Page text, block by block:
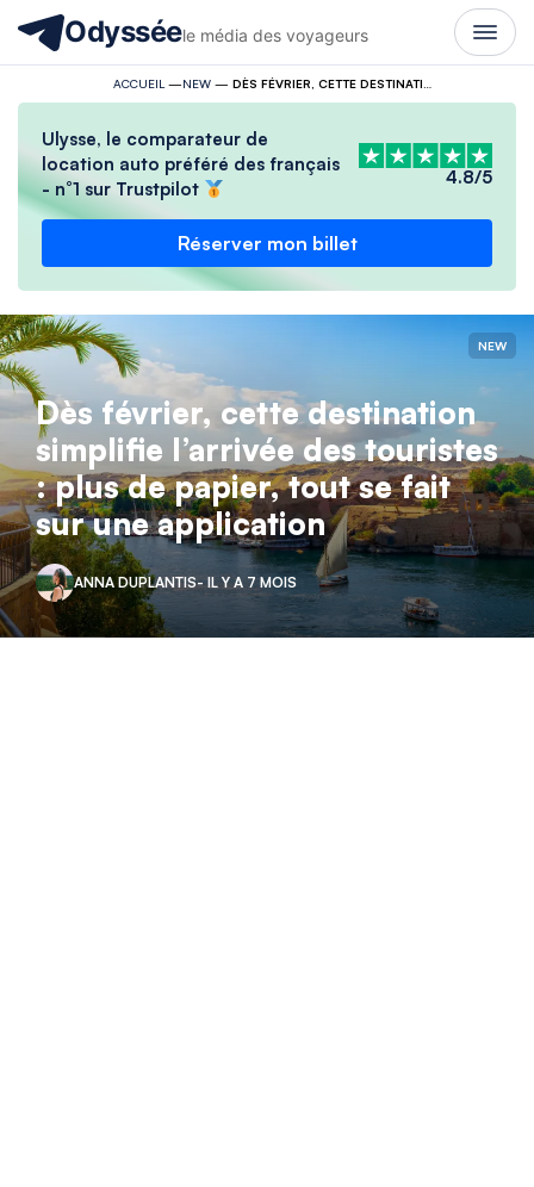
Odysséele média des voyageurs
ACCUEIL —NEW—
Ulysse, le comparateur de
location auto préféré des français
- n°1 sur Trustpilot
4.8/5
Réserver mon billet
NEW
Dès février, cette destination
simplifie l’arrivée des touristes
: plus de papier, tout se fait
sur une application
ANNA DUPLANTIS- IL Y A 7 MOIS